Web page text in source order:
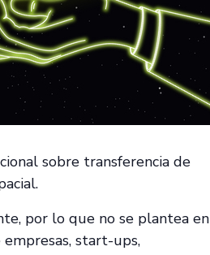
sobre transferencia de
por lo que no se plantea en
start-ups,